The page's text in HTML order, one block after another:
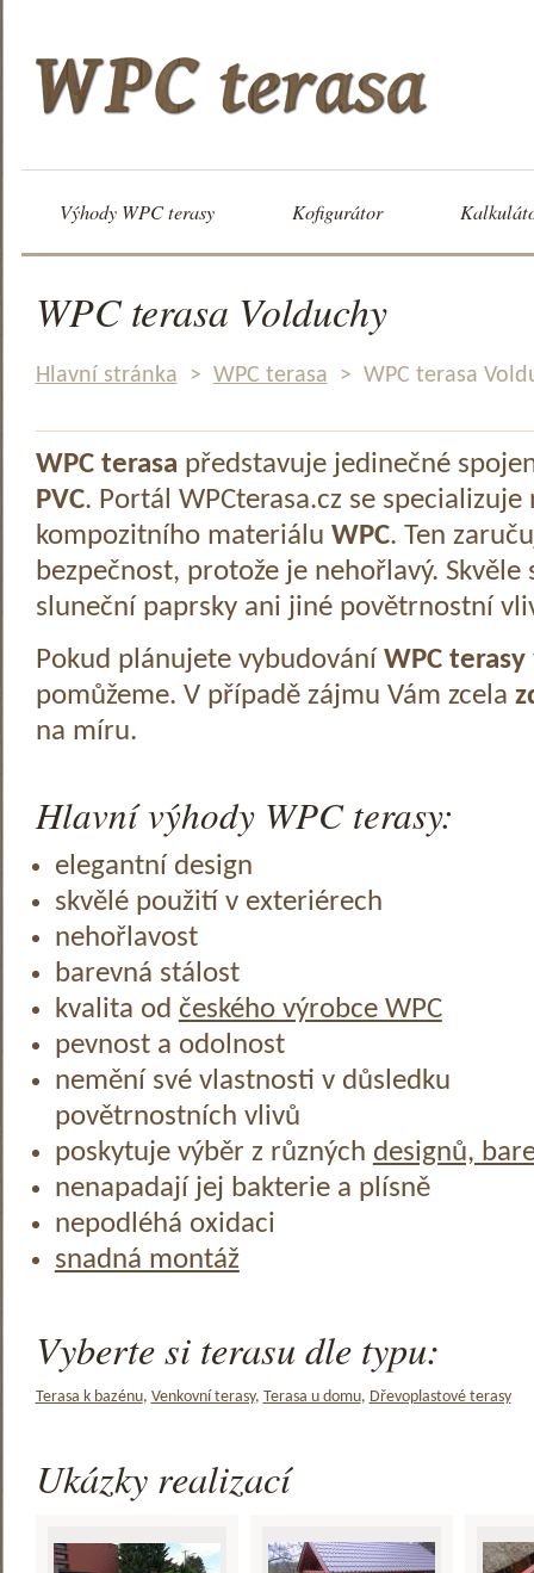
Výhody WPC terasy Kofigurátor
WPC terasa Volduchy
Hlavní stránka > WPC terasa > WPC terasa
WPC terasa představuje jedinečné
PVC. Portál WPCterasa.cz se specializuje
kompozitního materiálu WPC. Ten
bezpečnost, protože je nehořlavý.
sluneční paprsky ani jiné povětrnostní
Pokud plánujete vybudování WPC terasy
pomůžeme. V případě zájmu Vám zcela
na míru.
Hlavní výhody WPC terasy:
elegantní design
skvělé použití v exteriérech
nehořlavost
barevná stálost
kvalita od českého výrobce WPC
pevnost a odolnost
nemění své vlastnosti v důsledku
povětrnostních vlivů
poskytuje výběr z různých designů,
nenapadají jej bakterie a plísně
nepodléhá oxidaci
snadná montáž
Vyberte si terasu dle typu:
Terasa k bazénu, Venkovní terasy, Terasa u domu, Dřevoplastové terasy
Ukázky realizací